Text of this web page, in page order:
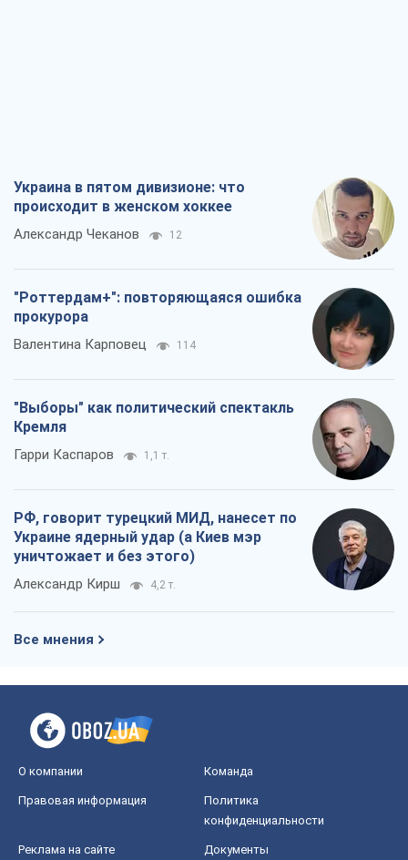
Украина в пятом дивизионе: что
происходит в женском хоккее
Александр Чеканов 12
"Роттердам+": повторяющаяся ошибка
прокурора
Валентина Карповец 114
"Выборы" как политический спектакль
Кремля
Гарри Каспаров 1,1 т.
РФ, говорит турецкий МИД, нанесет по
Украине ядерный удар (а Киев мэр
уничтожает и без этого)
Александр Кирш 4,2 т.
Все мнения
О компании Команда
Правовая информация
Политика
конфиденциальности
Реклама на сайте Документы